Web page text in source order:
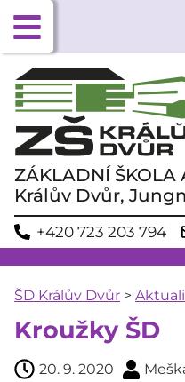
ZÁKLADNÍ ŠKOLA
Králův Dvůr,
+420 723 203 794
ŠD Králův Dvůr >
Kroužky ŠD
20. 9. 2020